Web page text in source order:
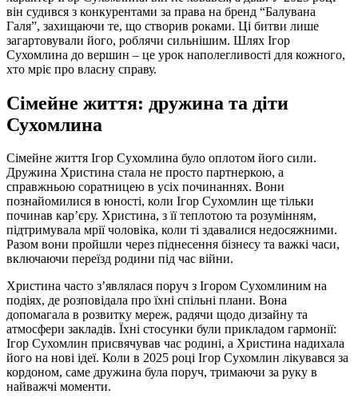
він судився з конкурентами за права на бренд “Балувана
Галя”, захищаючи те, що створив роками. Ці битви лише
загартовували його, роблячи сильнішим. Шлях Ігор
Сухомлина до вершин – це урок наполегливості для кожного,
хто мріє про власну справу.
Сімейне життя: дружина та діти
Сухомлина
Сімейне життя Ігор Сухомлина було оплотом його сили.
Дружина Христина стала не просто партнеркою, а
справжньою соратницею в усіх починаннях. Вони
познайомилися в юності, коли Ігор Сухомлин ще тільки
починав кар’єру. Христина, з її теплотою та розумінням,
підтримувала мрії чоловіка, коли ті здавалися недосяжними.
Разом вони пройшли через піднесення бізнесу та важкі часи,
включаючи переїзд родини під час війни.
Христина часто з’являлася поруч з Ігором Сухомлиним на
подіях, де розповідала про їхні спільні плани. Вона
допомагала в розвитку мереж, радячи щодо дизайну та
атмосфери закладів. Їхні стосунки були прикладом гармонії:
Ігор Сухомлин присвячував час родині, а Христина надихала
його на нові ідеї. Коли в 2025 році Ігор Сухомлин лікувався за
кордоном, саме дружина була поруч, тримаючи за руку в
найважчі моменти.